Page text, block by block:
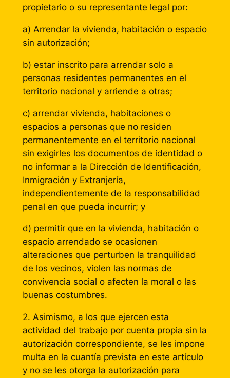
propietario o su representante legal por:
a) Arrendar la vivienda, habitación o espacio
sin autorización;
b) estar inscrito para arrendar solo a
personas residentes permanentes en el
territorio nacional y arriende a otras;
c) arrendar vivienda, habitaciones o
espacios a personas que no residen
permanentemente en el territorio nacional
sin exigirles los documentos de identidad o
no informar a la Dirección de Identificación,
Inmigración y Extranjería,
independientemente de la responsabilidad
penal en que pueda incurrir; y
d) permitir que en la vivienda, habitación o
espacio arrendado se ocasionen
alteraciones que perturben la tranquilidad
de los vecinos, violen las normas de
convivencia social o afecten la moral o las
buenas costumbres.
2. Asimismo, a los que ejercen esta
actividad del trabajo por cuenta propia sin la
autorización correspondiente, se les impone
multa en la cuantía prevista en este artículo
y no se les otorga la autorización para